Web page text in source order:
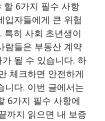
입자들에게 큰 위험
특히 사회 초년생이
람들은 부동산 계약
될 수 있습니다. 하
체크하면 안전하게
니다. 이번 글에서는
6가지 필수 사항에
까지 읽으면 내 보증